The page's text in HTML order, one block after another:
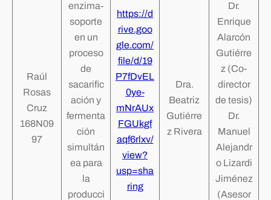
Raúl
Rosas
Cruz
168N09
97
enzima-
soporte
en un
proceso
de
sacarific
ación y
fermenta
ción
simultán
ea para
la
producci
https://d
rive.goo
gle.com/
file/d/19
P7fDvEL
0ye-
mNrAUx
FGUkgf
aqf6rlxv/
view?
usp=sha
ring
Dra.
Beatriz
Gutiérre
z Rivera
Dr.
Enrique
Alarcón
Gutiérre
z (Co-
director
de tesis)
Dr.
Manuel
Alejandr
o Lizardi
Jiménez
(Asesor